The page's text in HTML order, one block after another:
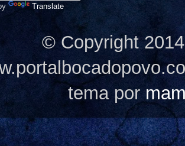
Translate
© Copyright
tema por